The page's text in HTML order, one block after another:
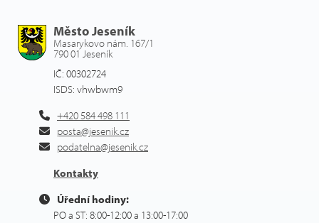
Město Jeseník
Masarykovo nám. 167/1
790 01 Jeseník
IČ: 00302724
ISDS: vhwbwm9
+420 584 498 111
posta@jesenik.cz
podatelna@jesenik.cz
Kontakty
Úřední hodiny:
PO a ST: 8:00-12:00 a 13:00-17:00